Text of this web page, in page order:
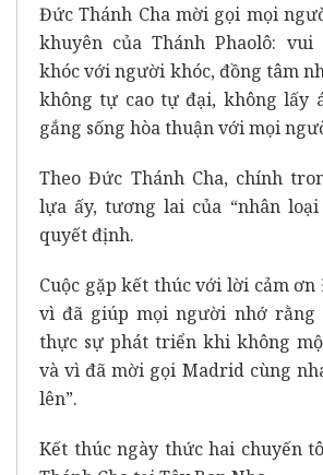
Đức Thánh Cha mời gọi mọi
khuyên của Thánh Phaolô:
khóc với người khóc, đồng tâm
không tự cao tự đại, không lấy
gắng sống hòa thuận với mọi
Theo Đức Thánh Cha, chính
lựa ấy, tương lai của “nhân
quyết định.
Cuộc gặp kết thúc với lời cảm ơn
vì đã giúp mọi người nhớ rằng
thực sự phát triển khi không
và vì đã mời gọi Madrid cùng
lên”.
Kết thúc ngày thức hai chuyến